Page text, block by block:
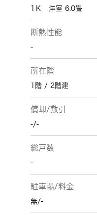
1Ｋ 洋室 6.0畳
断熱性能
-
所在階
1階 / 2階建
償却/敷引
-/-
総戸数
-
駐車場/料金
無/-